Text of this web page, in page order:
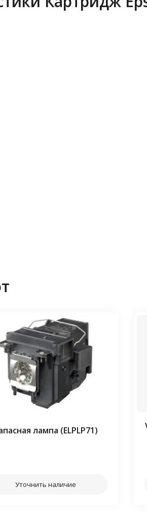
лампа (ELPLP71)
Уточнить наличие